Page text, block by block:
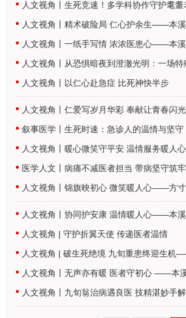
人文视角丨生死竞速！多学科协作守护耄
人文视角丨以仁心赴急症 比死神快半步
人文视角丨仁爱写岁月华彩 奉献让青春闪光
叙事医学丨生死时速：急诊人的温情与坚守
人文视角丨暖心微笑守平安 温情服务暖人心
医学人文丨病痛不减医者担当 带病坚守筑
人文视角 | 守护折翼天使 传递医者温情
人文视角丨九旬翁治病遇良医 技精湛妙手